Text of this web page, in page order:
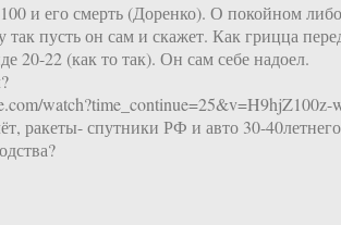
и его смерть (Доренко). О покойном либо
пусть он сам и скажет. Как грицца
20-22 (как то так). Он сам себе надоел.
watch?time_continue=25&v=H9hjZ100z-
ракеты- спутники РФ и авто 30-40летнего